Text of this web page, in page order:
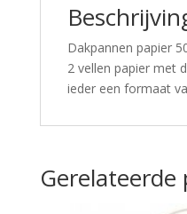
Dakpannen papier
2 vellen papier met
ieder een formaat